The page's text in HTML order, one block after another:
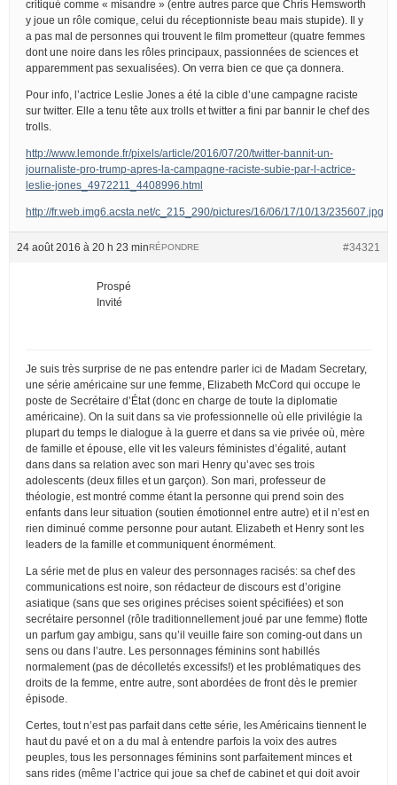
critiqué comme « misandre » (entre autres parce que Chris Hemsworth
y joue un rôle comique, celui du réceptionniste beau mais stupide). Il y
a pas mal de personnes qui trouvent le film prometteur (quatre femmes
dont une noire dans les rôles principaux, passionnées de sciences et
apparemment pas sexualisées). On verra bien ce que ça donnera.
Pour info, l’actrice Leslie Jones a été la cible d’une campagne raciste
sur twitter. Elle a tenu tête aux trolls et twitter a fini par bannir le chef des
trolls.
http://www.lemonde.fr/pixels/article/2016/07/20/twitter-bannit-un-
journaliste-pro-trump-apres-la-campagne-raciste-subie-par-l-actrice-
leslie-jones_4972211_4408996.html
http://fr.web.img6.acsta.net/c_215_290/pictures/16/06/17/10/13/235607.jpg
24 août 2016 à 20 h 23 min #34321
RÉPONDRE
Prospé
Invité
Je suis très surprise de ne pas entendre parler ici de Madam Secretary,
une série américaine sur une femme, Elizabeth McCord qui occupe le
poste de Secrétaire d’État (donc en charge de toute la diplomatie
américaine). On la suit dans sa vie professionnelle où elle privilégie la
plupart du temps le dialogue à la guerre et dans sa vie privée où, mère
de famille et épouse, elle vit les valeurs féministes d’égalité, autant
dans dans sa relation avec son mari Henry qu’avec ses trois
adolescents (deux filles et un garçon). Son mari, professeur de
théologie, est montré comme étant la personne qui prend soin des
enfants dans leur situation (soutien émotionnel entre autre) et il n’est en
rien diminué comme personne pour autant. Elizabeth et Henry sont les
leaders de la famille et communiquent énormément.
La série met de plus en valeur des personnages racisés: sa chef des
communications est noire, son rédacteur de discours est d’origine
asiatique (sans que ses origines précises soient spécifiées) et son
secrétaire personnel (rôle traditionnellement joué par une femme) flotte
un parfum gay ambigu, sans qu’il veuille faire son coming-out dans un
sens ou dans l’autre. Les personnages féminins sont habillés
normalement (pas de décolletés excessifs!) et les problématiques des
droits de la femme, entre autre, sont abordées de front dès le premier
épisode.
Certes, tout n’est pas parfait dans cette série, les Américains tiennent le
haut du pavé et on a du mal à entendre parfois la voix des autres
peuples, tous les personnages féminins sont parfaitement minces et
sans rides (même l’actrice qui joue sa chef de cabinet et qui doit avoir